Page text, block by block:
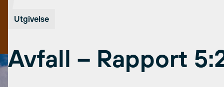
Utgivelse
Avfall – Rapport